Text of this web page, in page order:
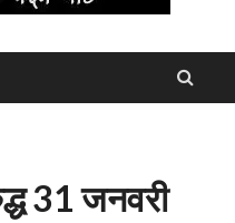
31 जनवरी